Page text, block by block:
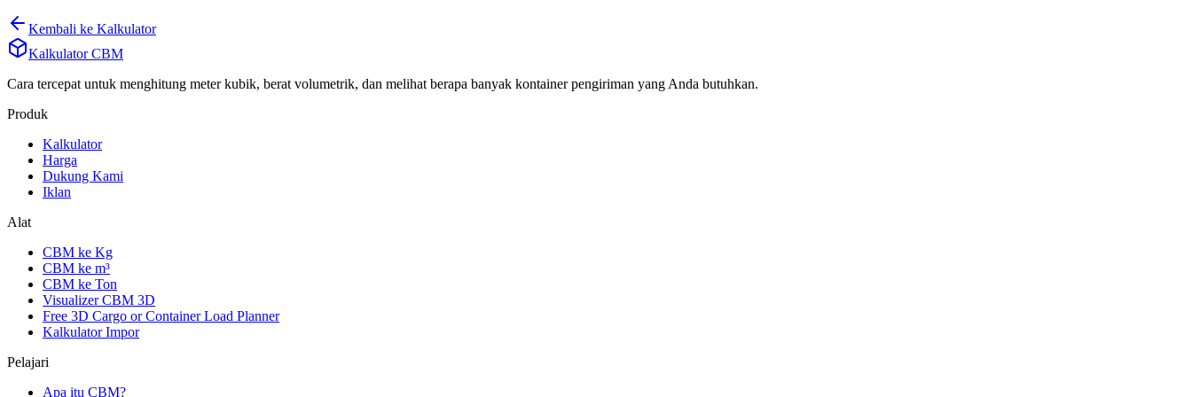
Kembali ke Kalkulator
Kalkulator CBM
Cara tercepat untuk menghitung meter kubik, berat volumetrik, dan melihat berapa banyak kontainer pengiriman yang Anda butuhkan.
Produk
Kalkulator
Harga
Dukung Kami
Iklan
Alat
CBM ke Kg
CBM ke m³
CBM ke Ton
Visualizer CBM 3D
Free 3D Cargo or Container Load Planner
Kalkulator Impor
Pelajari
Apa itu CBM?